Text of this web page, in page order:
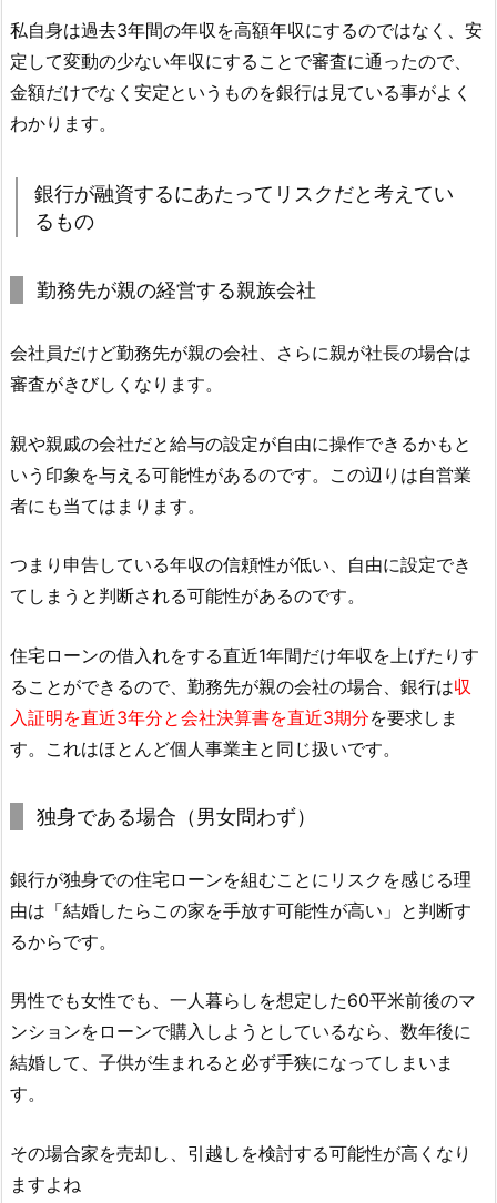
私自身は過去3年間の年収を高額年収にするのではなく、安
定して変動の少ない年収にすることで審査に通ったので、
金額だけでなく安定というものを銀行は見ている事がよく
わかります。
銀行が融資するにあたってリスクだと考えてい
るもの
勤務先が親の経営する親族会社
会社員だけど勤務先が親の会社、さらに親が社長の場合は
審査がきびしくなります。
親や親戚の会社だと給与の設定が自由に操作できるかもと
いう印象を与える可能性があるのです。この辺りは自営業
者にも当てはまります。
つまり申告している年収の信頼性が低い、自由に設定でき
てしまうと判断される可能性があるのです。
住宅ローンの借入れをする直近1年間だけ年収を上げたりす
ることができるので、勤務先が親の会社の場合、銀行は収
入証明を直近3年分と会社決算書を直近3期分を要求しま
す。これはほとんど個人事業主と同じ扱いです。
独身である場合（男女問わず）
銀行が独身での住宅ローンを組むことにリスクを感じる理
由は「結婚したらこの家を手放す可能性が高い」と判断す
るからです。
男性でも女性でも、一人暮らしを想定した60平米前後のマ
ンションをローンで購入しようとしているなら、数年後に
結婚して、子供が生まれると必ず手狭になってしまいま
す。
その場合家を売却し、引越しを検討する可能性が高くなり
ますよね